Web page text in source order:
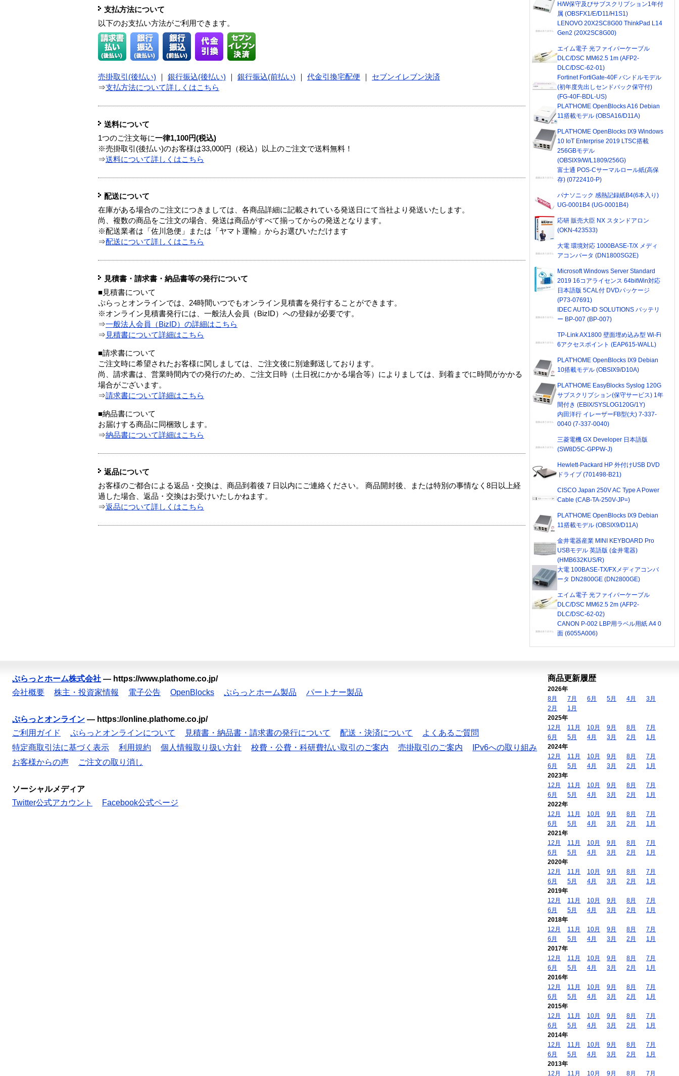
支払方法について
以下のお支払い方法がご利用できます。
売掛取引(後払い) 銀行振込(後払い) 銀行振込(前払い) 代金引換宅配便
セブンイレブン決済
⇒支払方法について詳しくはこちら
送料について
1つのご注文毎に一律1,100円(税込)
※売掛取引(後払い)のお客様は33,000円（税込）以上のご注文で送料無料！
⇒送料について詳しくはこちら
配送について
在庫がある場合のご注文につきましては、各商品詳細に記載されている発送日にて当社より発送いたします。
尚、複数の商品をご注文の場合、発送は商品がすべて揃ってからの発送となります。
※配送業者は「佐川急便」または「ヤマト運輸」からお選びいただけます
⇒配送について詳しくはこちら
見積書・請求書・納品書等の発行について
■見積書について
ぷらっとオンラインでは、24時間いつでもオンライン見積書を発行することができます。
※オンライン見積書発行には、一般法人会員（BizID）への登録が必要です。
⇒一般法人会員（BizID）の詳細はこちら
⇒ 見積書について詳細はこちら
■請求書について
ご注文時に希望されたお客様に関しましては、ご注文後に別途郵送しております。
尚、請求書は、営業時間内での発行のため、ご注文日時（土日祝にかかる場合等）によりましては、到着までに時間がかかる
場合がございます。
⇒請求書について詳細はこちら
■納品書について
お届けする商品に同梱致します。
⇒納品書について詳細はこちら
返品について
お客様のご都合による返品・交換は、商品到着後７日以内にご連絡ください。 商品開封後、または特別の事情なく8日以上経
過した場合、返品・交換はお受けいたしかねます。
⇒返品について詳しくはこちら
H/W保守及びサブスクリプション1年付
属 (OBSFX1/E/D11/H1S1)
LENOVO 20X2SC8G00 ThinkPad L14
Gen2 (20X2SC8G00)
エイム電子 光ファイバーケーブル
DLC/DSC MM62.5 1m (AFP2-
DLC/DSC-62-01)
Fortinet FortiGate-40F バンドルモデル
(初年度先出しセンドバック保守付)
(FG-40F-BDL-US)
PLAT'HOME OpenBlocks A16 Debian
11搭載モデル (OBSA16/D11A)
PLAT'HOME OpenBlocks IX9 Windows
10 IoT Enterprise 2019 LTSC搭載
256GBモデル
(OBSIX9/W/L1809/256G)
富士通 POS-Cサーマルロール紙(高保
存) (0722410-P)
パナソニック 感熱記録紙B4(6本入り)
UG-0001B4 (UG-0001B4)
応研 販売大臣 NX スタンドアロン
(OKN-423533)
大電 環境対応 1000BASE-T/X メディ
アコンバータ (DN1800SG2E)
Microsoft Windows Server Standard
2019 16コアライセンス 64bitWin対応
日本語版 5CAL付 DVDパッケージ
(P73-07691)
IDEC AUTO-ID SOLUTIONS バッテリ
ー BP-007 (BP-007)
TP-Link AX1800 壁面埋め込み型 Wi-Fi
6アクセスポイント (EAP615-WALL)
PLAT'HOME OpenBlocks IX9 Debian
10搭載モデル (OBSIX9/D10A)
PLAT'HOME EasyBlocks Syslog 120G
サブスクリプション(保守サービス) 1年
間付き (EBIX/SYSLOG120G/1Y)
内田洋行 イレーザーFB型(大) 7-337-
0040 (7-337-0040)
三菱電機 GX Developer 日本語版
(SW8D5C-GPPW-J)
Hewlett-Packard HP 外付けUSB DVD
ドライブ (701498-B21)
CISCO Japan 250V AC Type A Power
Cable (CAB-TA-250V-JP=)
PLAT'HOME OpenBlocks IX9 Debian
11搭載モデル (OBSIX9/D11A)
金井電器産業 MINI KEYBOARD Pro
USBモデル 英語版 (金井電器)
(HMB632KUS/R)
大電 100BASE-TX/FXメディアコンバ
ータ DN2800GE (DN2800GE)
エイム電子 光ファイバーケーブル
DLC/DSC MM62.5 2m (AFP2-
DLC/DSC-62-02)
CANON P-002 LBP用ラベル用紙 A4 0
面 (6055A006)
ぷらっとホーム株式会社 — https://www.plathome.co.jp/
会社概要
株主・投資家情報 電子公告 OpenBlocks ぷらっとホーム製品 パートナー製品
ぷらっとオンライン — https://online.plathome.co.jp/
ご利用ガイド
ぷらっとオンラインについて 見積書・納品書・請求書の発行について 配送・決済について
よくあるご質問
特定商取引法に基づく表示
利用規約 個人情報取り扱い方針 校費・公費・科研費払い取引のご案内 売掛取引のご案内
IPv6への取り組み
お客様からの声
ご注文の取り消し
ソーシャルメディア
Twitter公式アカウント
Facebook公式ページ
商品更新履歴
2026年
8月
7月 6月 5月 4月
3月
2月
1月
2025年
12月
11月 10月 9月 8月
7月
6月
5月 4月 3月 2月
1月
2024年
12月
11月 10月 9月 8月
7月
6月
5月 4月 3月 2月
1月
2023年
12月
11月 10月 9月 8月
7月
6月
5月 4月 3月 2月
1月
2022年
12月
11月 10月 9月 8月
7月
6月
5月 4月 3月 2月
1月
2021年
12月
11月 10月 9月 8月
7月
6月
5月 4月 3月 2月
1月
2020年
12月
11月 10月 9月 8月
7月
6月
5月 4月 3月 2月
1月
2019年
12月
11月 10月 9月 8月
7月
6月
5月 4月 3月 2月
1月
2018年
12月
11月 10月 9月 8月
7月
6月
5月 4月 3月 2月
1月
2017年
12月
11月 10月 9月 8月
7月
6月
5月 4月 3月 2月
1月
2016年
12月
11月 10月 9月 8月
7月
6月
5月 4月 3月 2月
1月
2015年
12月
11月 10月 9月 8月
7月
6月
5月 4月 3月 2月
1月
2014年
12月
11月 10月 9月 8月
7月
6月
5月 4月 3月 2月
1月
2013年
12月
11月 10月 9月 8月 7月